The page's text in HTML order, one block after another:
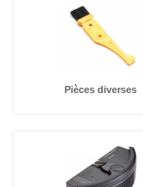
Pièces diverses